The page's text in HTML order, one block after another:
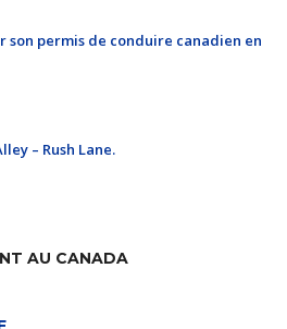
son permis de conduire canadien en
– Rush Lane.
AU CANADA